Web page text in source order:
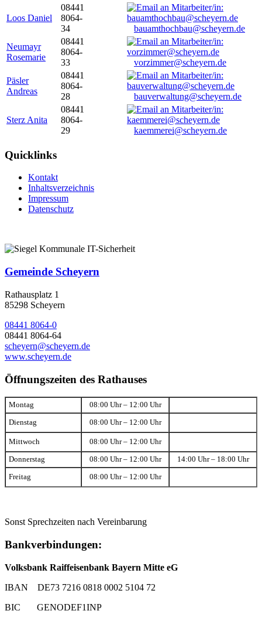
Loos Daniel
08441
8064-
34
bauamthochbau@scheyern.de
Neumayr
Rosemarie
08441
8064-
33
vorzimmer@scheyern.de
Päsler
Andreas
08441
8064-
28
bauverwaltung@scheyern.de
Sterz Anita
08441
8064-
29
kaemmerei@scheyern.de
Quicklinks
Kontakt
Inhaltsverzeichnis
Impressum
Datenschutz
Gemeinde Scheyern
Rathausplatz 1
85298 Scheyern
08441 8064-0
08441 8064-64
scheyern@scheyern.de
www.scheyern.de
Öffnungszeiten des Rathauses
Montag 08:00 Uhr – 12:00 Uhr
Dienstag 08:00 Uhr – 12:00 Uhr
Mittwoch 08:00 Uhr – 12:00 Uhr
Donnerstag 08:00 Uhr – 12:00 Uhr 14:00 Uhr – 18:00 Uhr
Freitag 08:00 Uhr – 12:00 Uhr
Sonst Sprechzeiten nach Vereinbarung
Bankverbindungen:
Volksbank Raiffeisenbank Bayern Mitte eG
IBAN DE73 7216 0818 0002 5104 72
BIC GENODEF1INP